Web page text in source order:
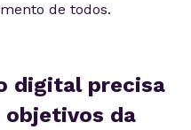
de todos.
digital precisa
objetivos da